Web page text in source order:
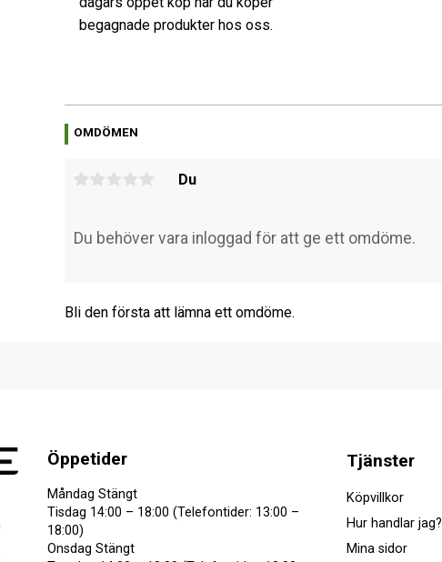
begagnade produkter hos oss.
OMDÖMEN
Du
Bli den första att lämna ett omdöme.
Öppetider
Måndag Stängt
Tisdag 14:00 – 18:00 (Telefontider: 13:00 –
18:00)
Onsdag Stängt
Tjänster
Köpvillkor
Hur handlar jag?
Mina sidor